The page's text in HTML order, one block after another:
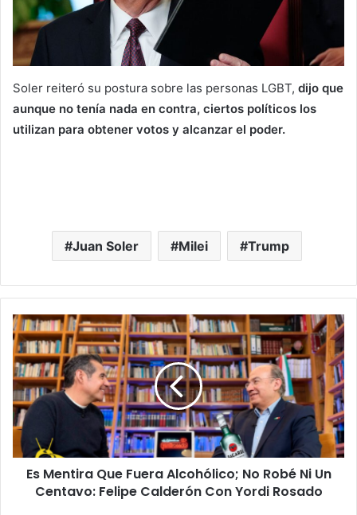
Soler reiteró su postura sobre las personas LGBT, dijo que
aunque no tenía nada en contra, ciertos políticos los
utilizan para obtener votos y alcanzar el poder.
Juan Soler Milei Trump
Es
Mentira
Que
Fuera
Alcohólico;
No
Robé
Ni
Un
Centavo:
Felipe
Es Mentira Que Fuera Alcohólico; No Robé Ni Un
Centavo: Felipe Calderón Con Yordi Rosado